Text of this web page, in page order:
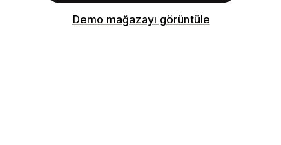
Demo mağazayı görüntüle